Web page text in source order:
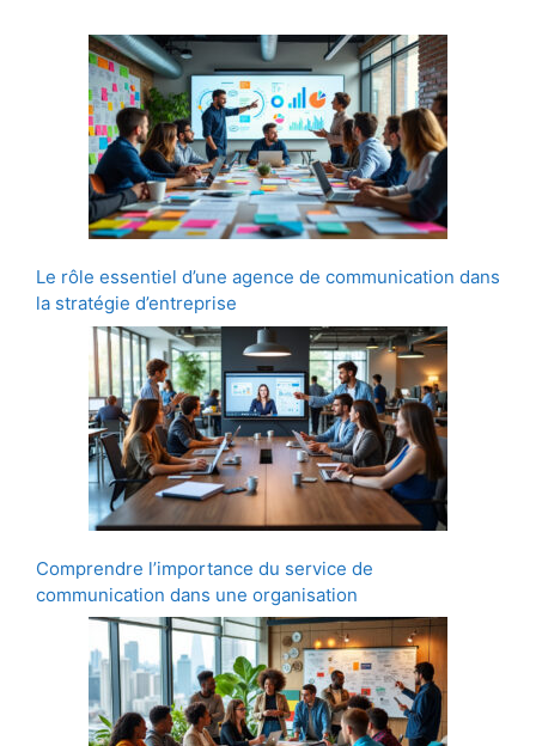
Le rôle essentiel d’une agence de communication dans
la stratégie d’entreprise
Comprendre l’importance du service de
communication dans une organisation